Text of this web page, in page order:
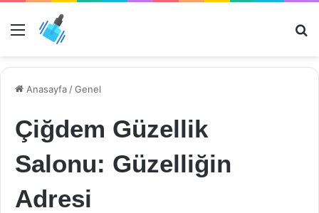
Menü
Anasayfa /Genel
Çiğdem Güzellik
Salonu: Güzelliğin
Adresi